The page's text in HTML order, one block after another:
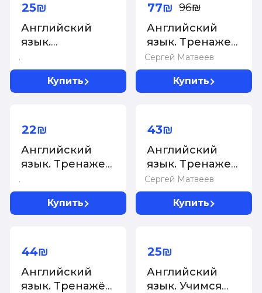
.
Английский
язык.
глаголы
25₪
Купить
Сергей Матвеев
Английский
язык. Тренажер
по письму и
чтению
77₪ 96₪
Купить
.
Английский
язык. Тренажер
22₪
Купить
Сергей Матвеев
Английский
язык. Тренажер
по чтению
43₪
Купить
Английский
язык. Тренажёр
44₪
Английский
язык. Учимся
25₪